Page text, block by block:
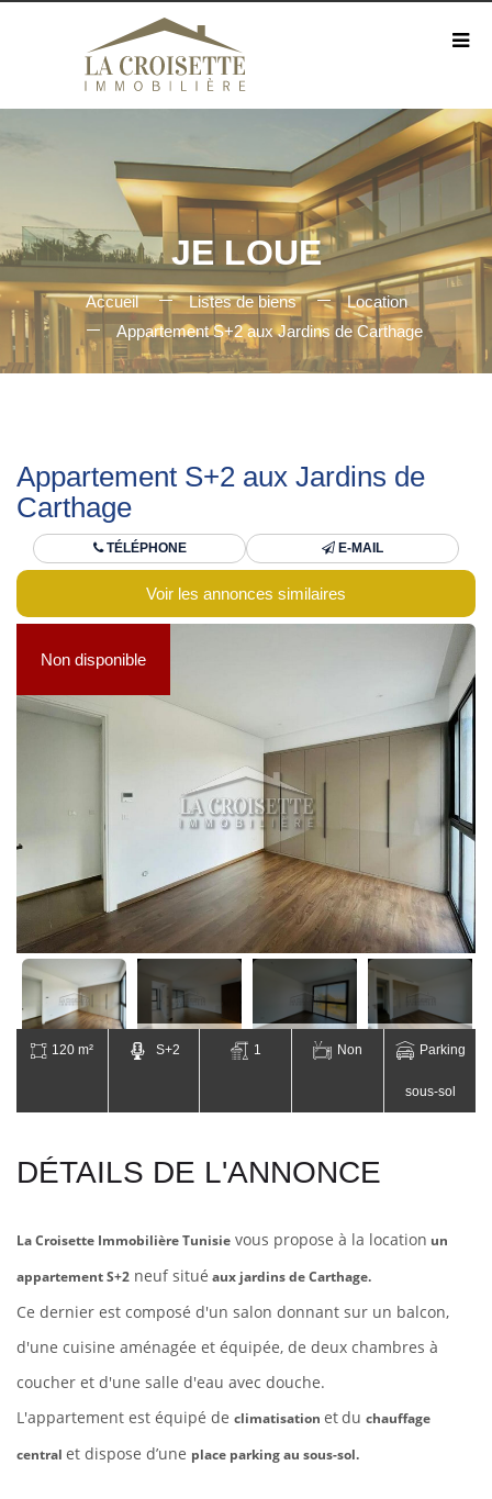
JE LOUE
Accueil Listes de biens
Location
Appartement S+2 aux Jardins de Carthage
Appartement S+2 aux Jardins de
Carthage
TÉLÉPHONE E-MAIL
Voir les annonces similaires
Non disponible
120 m² S+2 1 Non Parking
sous-sol
DÉTAILS DE L'ANNONCE
La Croisette Immobilière Tunisie vous propose à la location un
appartement S+2 neuf situé aux jardins de Carthage.
Ce dernier est composé d'un salon donnant sur un balcon,
d'une cuisine aménagée et équipée, de deux chambres à
coucher et d'une salle d'eau avec douche.
L'appartement est équipé de climatisation etdu chauffage
central et dispose d’une place parking au sous-sol.